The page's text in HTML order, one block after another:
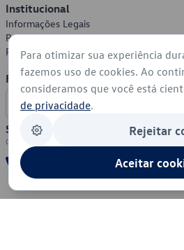
Institucional
Informações Legais
Política de Privacidade
Política de Cookies
Formas de Pagamento
Segurança
Para otimizar sua experiência
fazemos uso de cookies. Ao
consideramos que você está
de privacidade.
Rejeitar
Aceitar